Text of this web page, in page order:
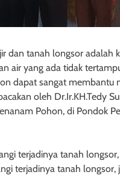
dan tanah longsor adalah
air yang ada tidak
dapat sangat membantu
oleh Dr.Ir.KH.Tedy
Pohon, di Pondok
terjadinya tanah
terjadinya tanah